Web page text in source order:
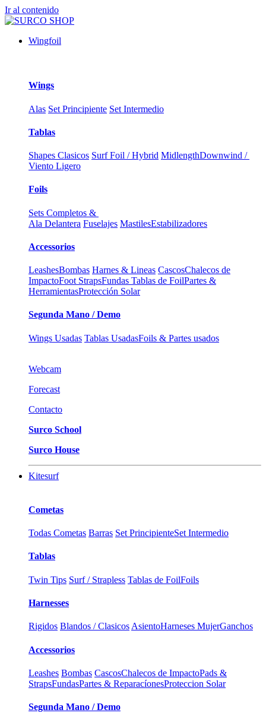
Ir al contenido
Wingfoil
Wings
Alas Set Principiente Set Intermedio
Tablas
Shapes Clasicos Surf Foil / Hybrid MidlengthDownwind /
Viento Ligero
Foils
Sets Completos &
Ala Delantera Fuselajes MastilesEstabilizadores
Accessorios
LeashesBombas Harnes & Lineas CascosChalecos de
ImpactoFoot StrapsFundas Tablas de FoilPartes &
HerramientasProtección Solar
Segunda Mano / Demo
Wings Usadas Tablas UsadasFoils & Partes usados
Webcam
Forecast
Contacto
Surco School
Surco House
Kitesurf
Cometas
Todas Cometas Barras Set PrincipienteSet Intermedio
Tablas
Twin Tips Surf / Strapless Tablas de FoilFoils
Harnesses
Rigidos Blandos / Clasicos AsientoHarneses MujerGanchos
Accessorios
Leashes Bombas CascosChalecos de ImpactoPads &
StrapsFundasPartes & ReparacíonesProteccion Solar
Segunda Mano / Demo